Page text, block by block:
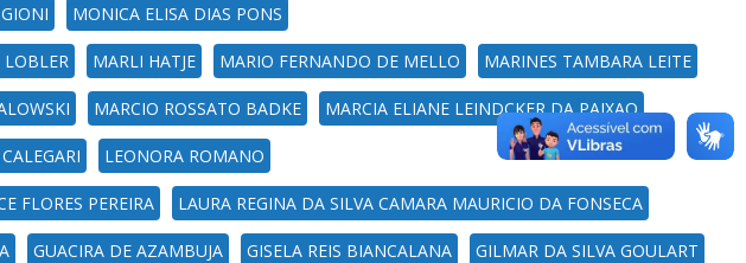
MONICA ELISA DIAS PONS
MARLI HATJE MARIO FERNANDO DE MELLO MARINES TAMBARA LEITE
MARCIO ROSSATO BADKE MARCIA ELIANE LEINDCKER DA PAIXAO
LEONORA ROMANO
FLORES PEREIRA LAURA REGINA DA SILVA CAMARA MAURICIO DA FONSECA
GUACIRA DE AZAMBUJA GISELA REIS BIANCALANA GILMAR DA SILVA GOULART